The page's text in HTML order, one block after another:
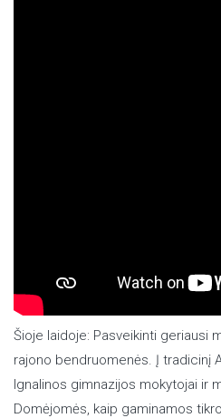
Šioje laidoje: Pasveikinti geriausi
rajono bendruomenės. Į tradicinį
Ignalinos gimnazijos mokytojai ir
Domėjomės, kaip gaminamos